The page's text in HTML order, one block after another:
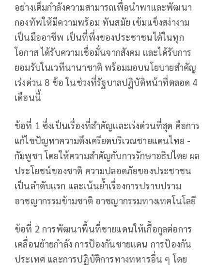
อย่างเต็มกำลังความสามารถเพื่อนำพาและพัฒนา
กองทัพให้มีความพร้อม ทันสมัย เข้มแข็งสง่างาม
เป็นมืออาชีพ เป็นที่พึ่งของประชาชนได้ในทุก
โอกาส ได้รับความเชื่อมั่นจากสังคม และได้รับการ
ยอมรับในเวทีนานาชาติ พร้อมมอบนโยบายสำคัญ
เร่งด่วน 8 ข้อ ในช่วงที่รัฐบาลปฏิบัติหน้าที่ตลอด 4
เดือนนี้
ข้อที่ 1 ซึ่งเป็นเรื่องที่สำคัญและเร่งด่วนที่สุด คือการ
แก้ไขปัญหาความตึงเครียดบริเวณชายแดนไทย -
กัมพูชา โดยให้ความสำคัญกับการรักษาอธิปไตย ผล
ประโยชน์ของชาติ ความปลอดภัยของประชาชน
เป็นลำดับแรก และเน้นย้ำเรื่องการปราบปราม
อาชญากรรมข้ามชาติ อาชญากรรมทางเทคโนโลยี
ข้อที่ 2 การพัฒนาพื้นที่ชายแดนให้เกื้อกูลต่อการ
เคลื่อนย้ายกำลัง การป้องกันชายแดน การป้องกัน
ประเทศ และการปฏิบัติการทางทหารอื่น ๆ โดย